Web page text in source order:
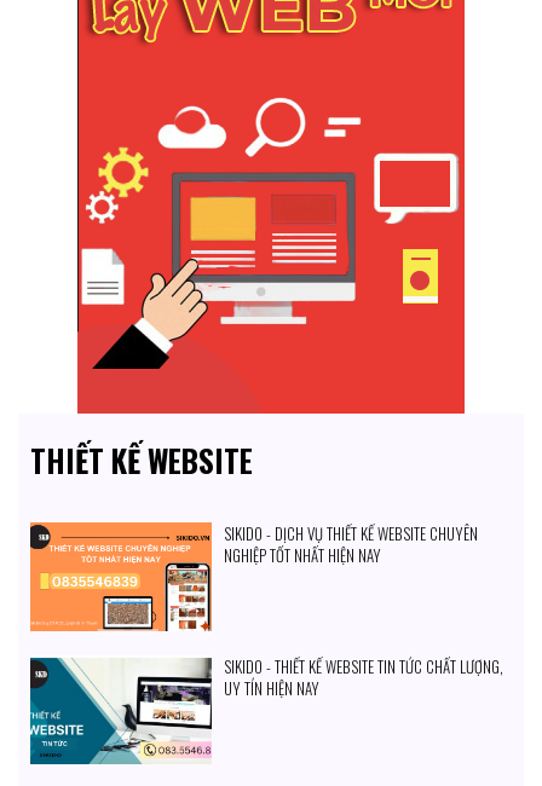
THIẾT KẾ WEBSITE
SIKIDO - DỊCH VỤ THIẾT KẾ WEBSITE CHUYÊN
NGHIỆP TỐT NHẤT HIỆN NAY
SIKIDO - THIẾT KẾ WEBSITE TIN TỨC CHẤT LƯỢNG,
UY TÍN HIỆN NAY